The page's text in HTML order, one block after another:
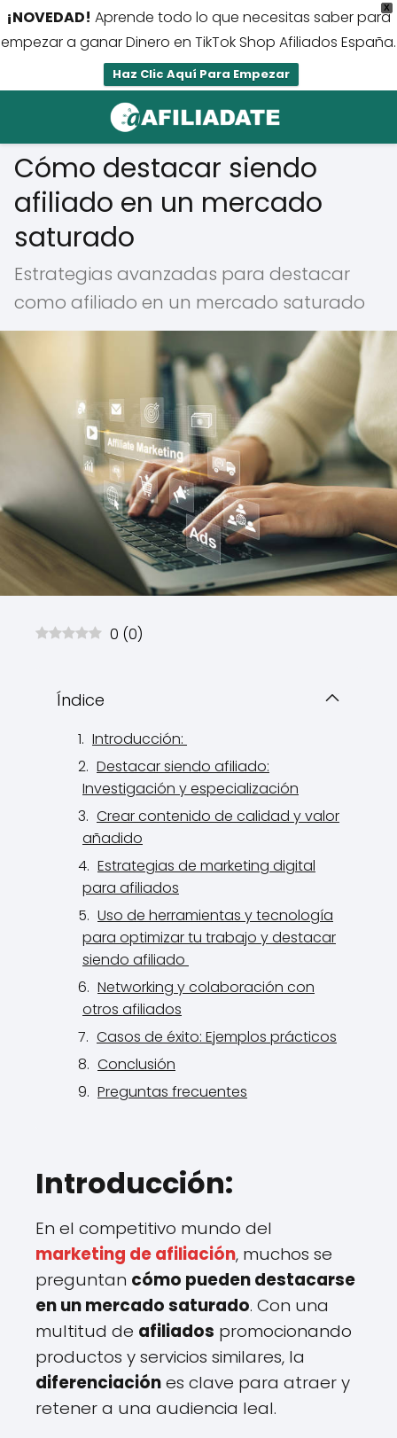
X
¡NOVEDAD! Aprende todo lo que necesitas saber para
empezar a ganar Dinero en TikTok Shop Afiliados España.
Haz Clic Aquí Para Empezar
Cómo destacar siendo
afiliado en un mercado
saturado
Estrategias avanzadas para destacar
como afiliado en un mercado saturado
0 (0)
Índice
Introducción:
Destacar siendo afiliado:
Investigación y especialización
Crear contenido de calidad y valor
añadido
Estrategias de marketing digital
para afiliados
Uso de herramientas y tecnología
para optimizar tu trabajo y destacar
siendo afiliado
Networking y colaboración con
otros afiliados
Casos de éxito: Ejemplos prácticos
Conclusión
Preguntas frecuentes
Introducción:
En el competitivo mundo del
marketing de afiliación, muchos se
preguntan cómo pueden destacarse
en un mercado saturado. Con una
multitud de afiliados promocionando
productos y servicios similares, la
diferenciaciónes clave para atraer y
retener a una audiencia leal.